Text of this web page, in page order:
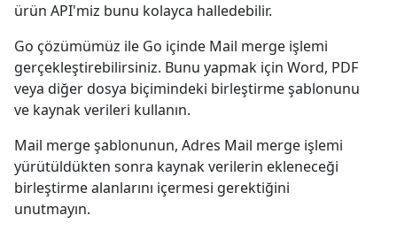
ürün API'miz bunu kolayca halledebilir.
Go çözümümüz ile Go içinde Mail merge işlemi
gerçekleştirebilirsiniz. Bunu yapmak için Word, PDF
veya diğer dosya biçimindeki birleştirme şablonunu
ve kaynak verileri kullanın.
Mail merge şablonunun, Adres Mail merge işlemi
yürütüldükten sonra kaynak verilerin ekleneceği
birleştirme alanlarını içermesi gerektiğini
unutmayın.